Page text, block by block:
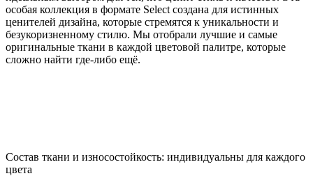
особая коллекция в формате Select создана для истинных
ценителей дизайна, которые стремятся к уникальности и
безукоризненному стилю. Мы отобрали лучшие и самые
оригинальные ткани в каждой цветовой палитре, которые
сложно найти где-либо ещё.
Состав ткани и износостойкость: индивидуальны для каждого
цвета